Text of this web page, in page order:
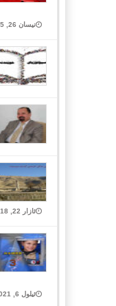
نیسان 26, 2025 Closed
ئازار 22, 2018 Closed
ئیلول 6, 2021 Closed